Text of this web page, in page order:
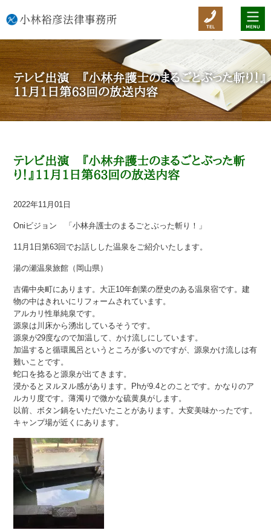
テレビ出演 『小林弁護士のまるごとぶった斬り！』
11月1日第63回の放送内容
テレビ出演 『小林弁護士のまるごとぶった斬
り！』11月1日第63回の放送内容
2022年11月01日
Oniビジョン 「小林弁護士のまるごとぶった斬り！」
11月1日第63回でお話しした温泉をご紹介いたします。
湯の瀬温泉旅館（岡山県）
吉備中央町にあります。大正10年創業の歴史のある温泉宿です。建
物の中はきれいにリフォームされています。
アルカリ性単純泉です。
源泉は川床から湧出しているそうです。
源泉が29度なので加温して、かけ流しにしています。
加温すると循環風呂というところが多いのですが、源泉かけ流しは有
難いことです。
蛇口を捻ると源泉が出てきます。
浸かるとヌルヌル感があります。Phが9.4とのことです。かなりのア
ルカリ度です。薄濁りで微かな硫黄臭がします。
以前、ボタン鍋をいただいたことがあります。大変美味かったです。
キャンプ場が近くにあります。